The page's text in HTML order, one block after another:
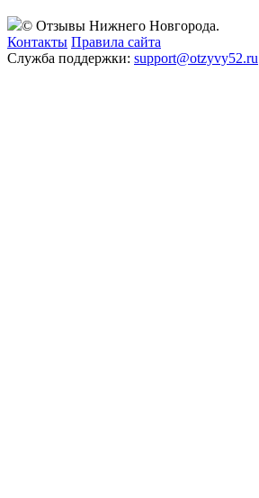
© Отзывы Нижнего Новгорода.
Контакты Правила сайта
Служба поддержки: support@otzyvy52.ru